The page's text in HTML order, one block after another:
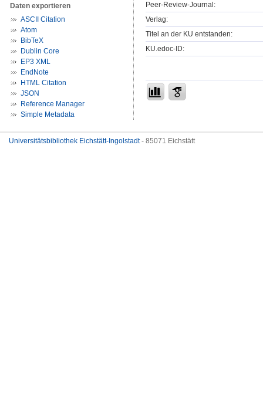
Daten exportieren
ASCII Citation
Atom
BibTeX
Dublin Core
EP3 XML
EndNote
HTML Citation
JSON
Reference Manager
Simple Metadata
Peer-Review-Journal:
Verlag:
Titel an der KU entstanden:
KU.edoc-ID:
Universitätsbibliothek Eichstätt-Ingolstadt- 85071 Eichstätt